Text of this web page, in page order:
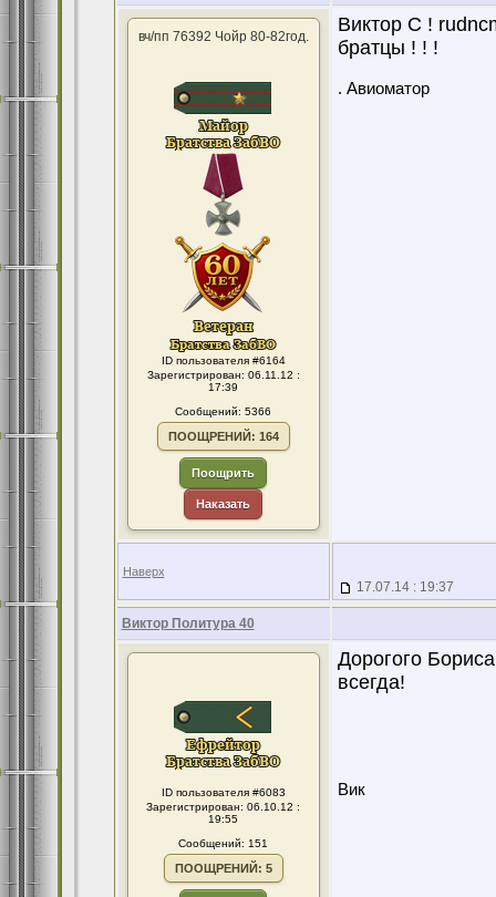
вч/пп 76392 Чойр 80-82год.
ID пользователя #6164
Зарегистрирован: 06.11.12 :
17:39
Сообщений: 5366
ПООЩРЕНИЙ: 164
Поощрить
Наказать
Виктор С !
братцы ! ! !
. Авиоматор
Наверх
17.07.14 : 19:37
Виктор Политура 40
ID пользователя #6083
Зарегистрирован: 06.10.12 :
19:55
Сообщений: 151
ПООЩРЕНИЙ: 5
Дорогого
всегда!
Вик